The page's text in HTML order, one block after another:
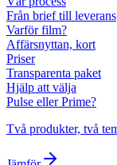
Från brief till leverans
Varför film?
Affärsnyttan, kort
Priser
Transparenta paket
Hjälp att välja
Pulse eller Prime?
Två produkter, två